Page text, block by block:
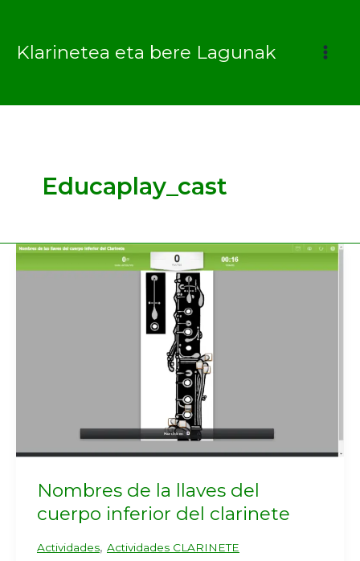
contenido
Klarinetea eta bere Lagunak
Educaplay_cast
Nombres de la llaves del
cuerpo inferior del clarinete
Actividades, Actividades CLARINETE